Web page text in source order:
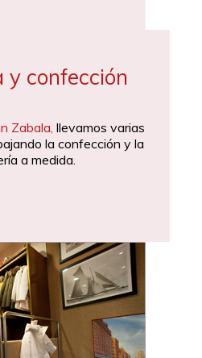
y confección
Zabala, llevamos varias
la confección y la
a medida.